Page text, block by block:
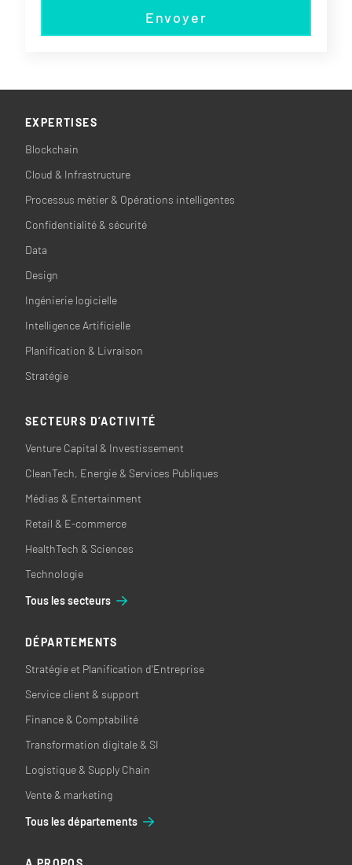
Envoyer
EXPERTISES
Blockchain
Cloud & Infrastructure
Processus métier & Opérations intelligentes
Confidentialité & sécurité
Data
Design
Ingénierie logicielle
Intelligence Artificielle
Planification & Livraison
Stratégie
SECTEURS D’ACTIVITÉ
Venture Capital & Investissement
CleanTech, Energie & Services Publiques
Médias & Entertainment
Retail & E-commerce
HealthTech & Sciences
Technologie
Tous les secteurs
DÉPARTEMENTS
Stratégie et Planification d'Entreprise
Service client & support
Finance & Comptabilité
Transformation digitale & SI
Logistique & Supply Chain
Vente & marketing
Tous les départements